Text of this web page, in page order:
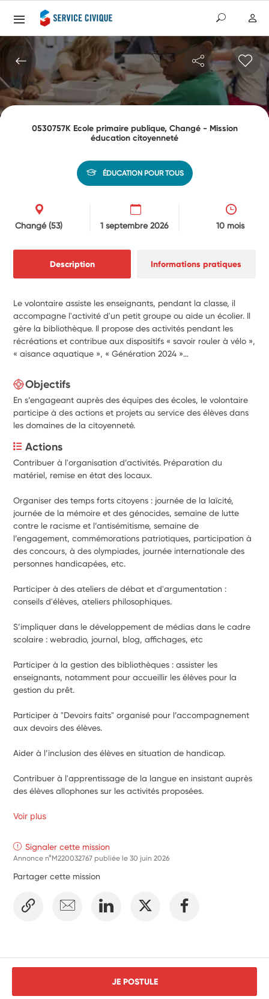
0530757K Ecole primaire publique, Changé - Mission
éducation citoyenneté
ÉDUCATION POUR TOUS
Changé(53) 1 septembre 2026 10 mois
Description Informations pratiques
Le volontaire assiste les enseignants, pendant la classe, il
accompagne l'activité d'un petit groupe ou aide un écolier. Il
gère la bibliothèque. Il propose des activités pendant les
récréations et contribue aux dispositifs « savoir rouler à vélo »,
« aisance aquatique », « Génération 2024 »…
Objectifs
En s’engageant auprès des équipes des écoles, le volontaire
participe à des actions et projets au service des élèves dans
les domaines de la citoyenneté.
Actions
Contribuer à l'organisation d’activités. Préparation du
matériel, remise en état des locaux.
Organiser des temps forts citoyens : journée de la laïcité,
journée de la mémoire et des génocides, semaine de lutte
contre le racisme et l’antisémitisme, semaine de
l’engagement, commémorations patriotiques, participation à
des concours, à des olympiades, journée internationale des
personnes handicapées, etc.
Participer à des ateliers de débat et d'argumentation :
conseils d'élèves, ateliers philosophiques.
S’impliquer dans le développement de médias dans le cadre
scolaire : webradio, journal, blog, affichages, etc
Participer à la gestion des bibliothèques : assister les
enseignants, notamment pour accueillir les élèves pour la
gestion du prêt.
Participer à "Devoirs faits" organisé pour l’accompagnement
aux devoirs des élèves.
Aider à l’inclusion des élèves en situation de handicap.
Contribuer à l'apprentissage de la langue en insistant auprès
des élèves allophones sur les activités proposées.
Voir plus
Signaler cette mission
Annonce n°M220032767 publiée le30 juin 2026
Partager cette mission
JE POSTULE